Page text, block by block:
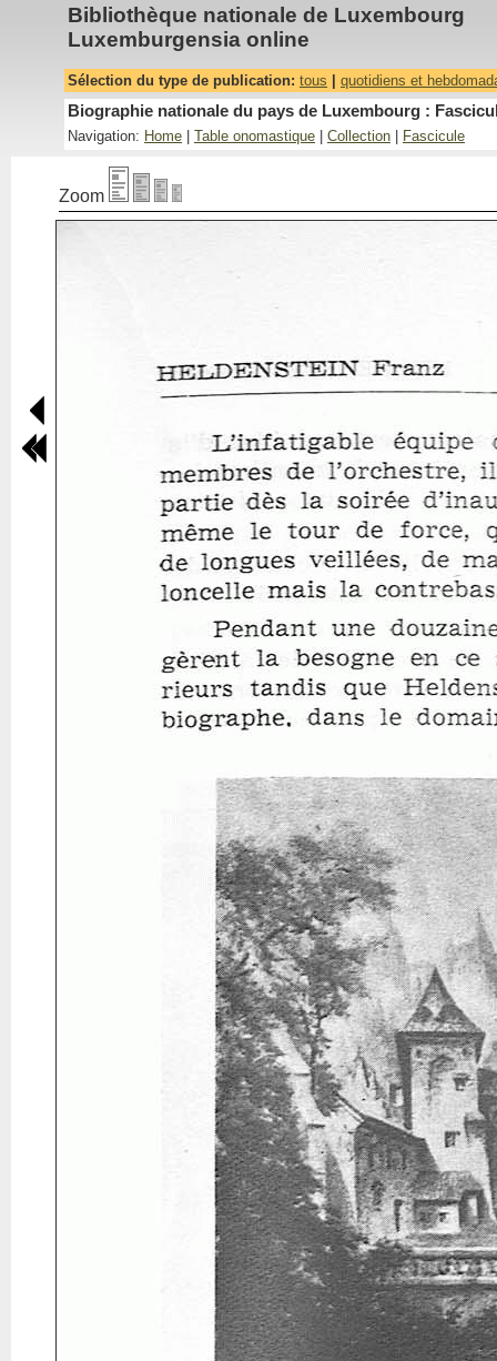
Bibliothèque nationale de Luxembourg
Luxemburgensia online
Sélection du type de publication: tous quotidiens et
Biographie nationale du pays de Luxembourg :
Navigation: Home Table onomastique Collection Fascicule
Zoom